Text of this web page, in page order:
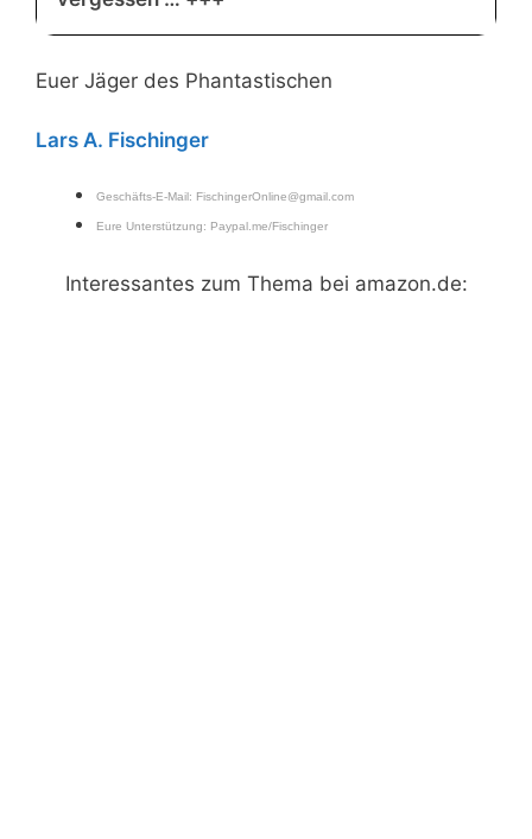
Euer Jäger des Phantastischen
Lars A. Fischinger
Geschäfts-E-Mail: FischingerOnline@gmail.com
Eure Unterstützung: Paypal.me/Fischinger
Interessantes zum Thema bei amazon.de: